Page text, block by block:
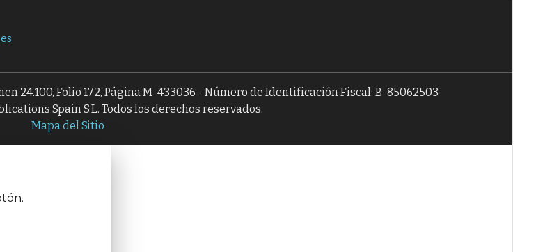
24.100, Folio 172, Página M-433036 - Número de Identificación Fiscal: B-85062503
Spain S.L. Todos los derechos reservados.
Mapa del Sitio